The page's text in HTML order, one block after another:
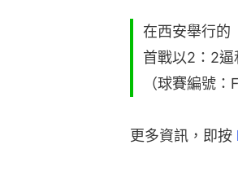
在西安舉行的
首戰以2：2逼
（球賽編號
更多資訊，即按